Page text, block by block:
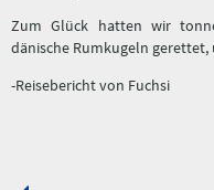
Zum Glück hatten wir
dänische Rumkugeln
-Reisebericht von Fuchsi